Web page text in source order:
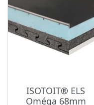
ISOTOIT® ELS
Oméga 68mm